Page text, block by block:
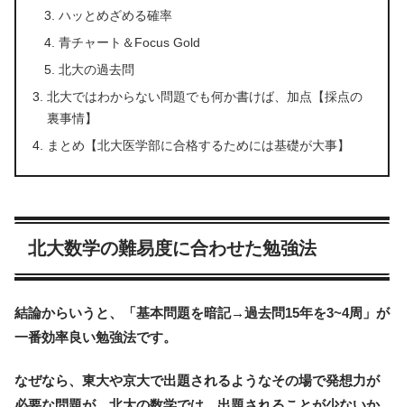
ハッとめざめる確率
青チャート＆Focus Gold
北大の過去問
北大ではわからない問題でも何か書けば、加点【採点の
裏事情】
まとめ【北大医学部に合格するためには基礎が大事】
北大数学の難易度に合わせた勉強法
結論からいうと、「基本問題を暗記→過去問15年を3~4周」が
一番効率良い勉強法です。
なぜなら、東大や京大で出題されるようなその場で発想力が